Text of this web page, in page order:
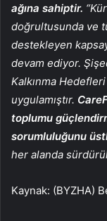
ağına sahiptir.
doğrultusunda ve
destekleyen
devam ediyor.
Kalkınma
uygulamıştır.
toplumu
sorumluluğunu
her alanda
Kaynak: (BYZHA)